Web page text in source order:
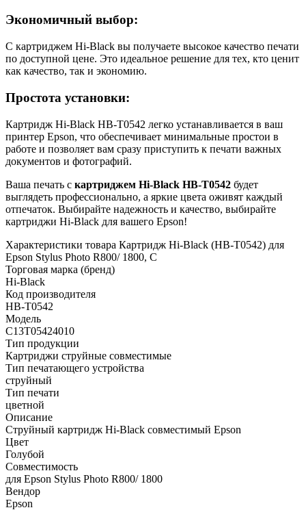
Экономичный выбор:
С картриджем Hi-Black вы получаете высокое качество печати
по доступной цене. Это идеальное решение для тех, кто ценит
как качество, так и экономию.
Простота установки:
Картридж Hi-Black HB-T0542 легко устанавливается в ваш
принтер Epson, что обеспечивает минимальные простои в
работе и позволяет вам сразу приступить к печати важных
документов и фотографий.
Ваша печать с картриджем Hi-Black HB-T0542 будет
выглядеть профессионально, а яркие цвета оживят каждый
отпечаток. Выбирайте надежность и качество, выбирайте
картриджи Hi-Black для вашего Epson!
Характеристики товара Картридж Hi-Black (HB-T0542) для
Epson Stylus Photo R800/ 1800, C
Торговая марка (бренд)
Hi-Black
Код производителя
HB-T0542
Модель
C13T05424010
Тип продукции
Картриджи струйные совместимые
Тип печатающего устройства
струйный
Тип печати
цветной
Описание
Струйный картридж Hi-Black совместимый Epson
Цвет
Голубой
Совместимость
для Epson Stylus Photo R800/ 1800
Вендор
Epson